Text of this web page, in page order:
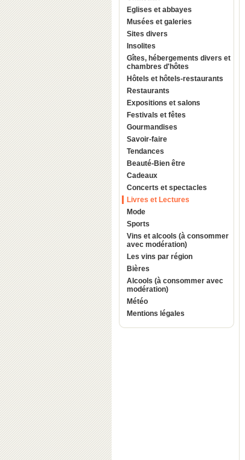
Eglises et abbayes
Musées et galeries
Sites divers
Insolites
Gîtes, hébergements divers et
chambres d'hôtes
Hôtels et hôtels-restaurants
Restaurants
Expositions et salons
Festivals et fêtes
Gourmandises
Savoir-faire
Tendances
Beauté-Bien être
Cadeaux
Concerts et spectacles
Livres et Lectures
Mode
Sports
Vins et alcools (à consommer
avec modération)
Les vins par région
Bières
Alcools (à consommer avec
modération)
Météo
Mentions légales